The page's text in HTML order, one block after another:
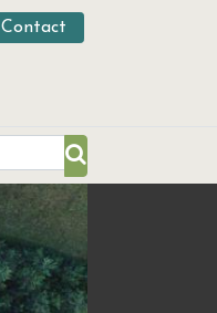
Contact